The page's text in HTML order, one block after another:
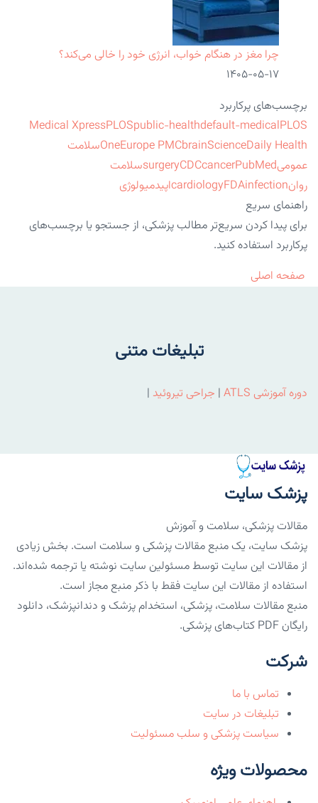
چرا مغز در هنگام خواب، انرژی خود را خالی می‌کند؟
۱۴۰۵-۰۵-۱۷
برچسب‌های پرکاربرد
Medical XpressPLOSpublic-healthdefault-medicalPLOS
OneEurope PMCbrainScienceDaily Health
سلامت
عمومی
surgeryCDCcancerPubMed
سلامت
روان
cardiologyFDAinfection
اپیدمیولوژی
راهنمای سریع
برای پیدا کردن سریع‌تر مطالب پزشکی، از جستجو یا برچسب‌های
پرکاربرد استفاده کنید.
صفحه اصلی
تبلیغات متنی
دوره آموزشی ATLS | جراحی تیروئید |
پزشک سایت
مقالات پزشکی، سلامت و آموزش
پزشک سایت، یک منبع مقالات پزشکی و سلامت است. بخش زیادی
از مقالات این سایت توسط مسئولین سایت نوشته یا ترجمه شده‌اند.
استفاده از مقالات این سایت فقط با ذکر منبع مجاز است.
منبع مقالات سلامت، پزشکی، استخدام پزشک و دندانپزشک، دانلود
رایگان PDF کتاب‌های پزشکی.
شرکت
تماس با ما
تبلیغات در سایت
سیاست پزشکی و سلب مسئولیت
محصولات ویژه